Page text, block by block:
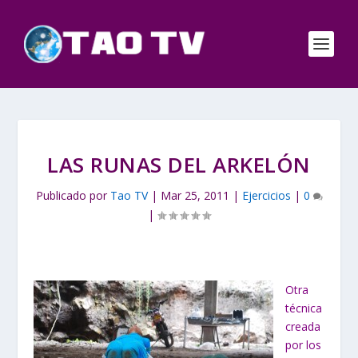
LAS RUNAS DEL ARKELÓN
Publicado por Tao TV| Mar 25, 2011 | Ejercicios | 0
|
Otra
técnica
creada
por los